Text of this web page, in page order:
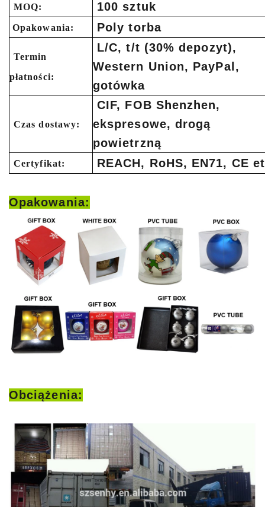
MOQ: 100 sztuk
Opakowania: Poly torba
Termin
płatności:
L/C, t/t (30% depozyt),
Western Union, PayPal,
gotówka
Czas dostawy:
CIF, FOB Shenzhen,
ekspresowe, drogą
powietrzną
Certyfikat: REACH, RoHS, EN71, CE
Opakowania:
Obciążenia: